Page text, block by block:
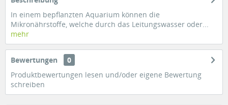
In einem bepflanzten Aquarium können die
Mikronährstoffe, welche durch das Leitungswasser oder...
mehr
Bewertungen
0
Produktbewertungen lesen und/oder eigene Bewertung
schreiben